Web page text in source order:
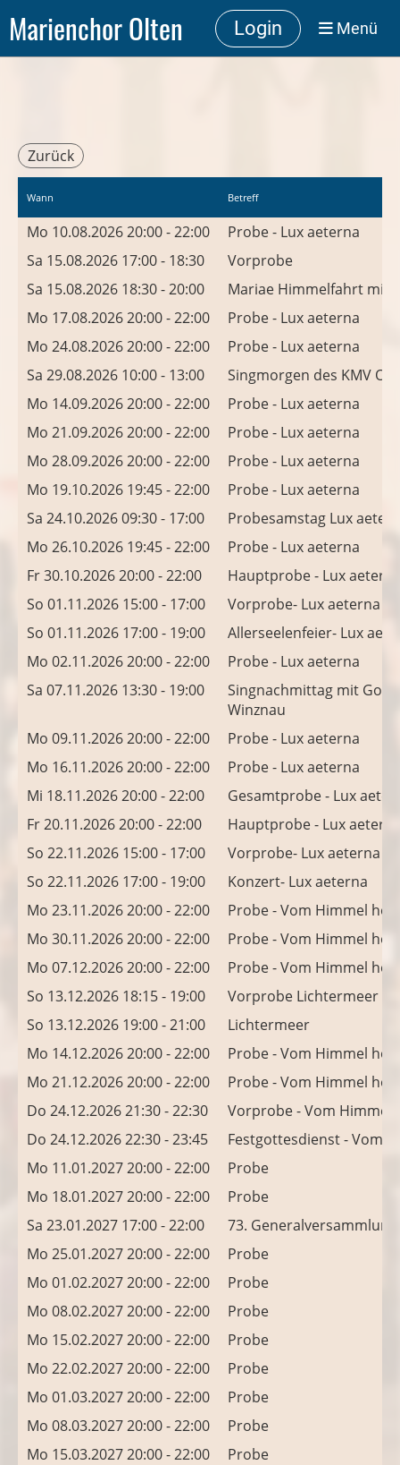
Marienchor Olten Login Menü
Zurück
Wann Betreff
Mo 10.08.2026 20:00 - 22:00
Probe - Lux aeterna
Sa 15.08.2026 17:00 - 18:30
Vorprobe
Sa 15.08.2026 18:30 - 20:00
Mariae Himmelfahrt mit
Mo 17.08.2026 20:00 - 22:00
Probe - Lux aeterna
Mo 24.08.2026 20:00 - 22:00
Probe - Lux aeterna
Sa 29.08.2026 10:00 - 13:00
Singmorgen des KMV
Mo 14.09.2026 20:00 - 22:00
Probe - Lux aeterna
Mo 21.09.2026 20:00 - 22:00
Probe - Lux aeterna
Mo 28.09.2026 20:00 - 22:00
Probe - Lux aeterna
Mo 19.10.2026 19:45 - 22:00
Probe - Lux aeterna
Sa 24.10.2026 09:30 - 17:00
Probesamstag Lux
Mo 26.10.2026 19:45 - 22:00
Probe - Lux aeterna
Fr 30.10.2026 20:00 - 22:00
Hauptprobe - Lux
So 01.11.2026 15:00 - 17:00
Vorprobe- Lux aeterna
So 01.11.2026 17:00 - 19:00
Allerseelenfeier- Lux
Mo 02.11.2026 20:00 - 22:00
Probe - Lux aeterna
Sa 07.11.2026 13:30 - 19:00
Singnachmittag mit
Winznau
Mo 09.11.2026 20:00 - 22:00
Probe - Lux aeterna
Mo 16.11.2026 20:00 - 22:00
Probe - Lux aeterna
Mi 18.11.2026 20:00 - 22:00
Gesamtprobe - Lux
Fr 20.11.2026 20:00 - 22:00
Hauptprobe - Lux
So 22.11.2026 15:00 - 17:00
Vorprobe- Lux aeterna
So 22.11.2026 17:00 - 19:00
Konzert- Lux aeterna
Mo 23.11.2026 20:00 - 22:00
Probe - Vom Himmel
Mo 30.11.2026 20:00 - 22:00
Probe - Vom Himmel
Mo 07.12.2026 20:00 - 22:00
Probe - Vom Himmel
So 13.12.2026 18:15 - 19:00
Vorprobe Lichtermeer
So 13.12.2026 19:00 - 21:00
Lichtermeer
Mo 14.12.2026 20:00 - 22:00
Probe - Vom Himmel
Mo 21.12.2026 20:00 - 22:00
Probe - Vom Himmel
Do 24.12.2026 21:30 - 22:30
Vorprobe - Vom Himmel
Do 24.12.2026 22:30 - 23:45
Festgottesdienst - Vom
Mo 11.01.2027 20:00 - 22:00
Probe
Mo 18.01.2027 20:00 - 22:00
Probe
Sa 23.01.2027 17:00 - 22:00
73. Generalversammlung
Mo 25.01.2027 20:00 - 22:00
Probe
Mo 01.02.2027 20:00 - 22:00
Probe
Mo 08.02.2027 20:00 - 22:00
Probe
Mo 15.02.2027 20:00 - 22:00
Probe
Mo 22.02.2027 20:00 - 22:00
Probe
Mo 01.03.2027 20:00 - 22:00
Probe
Mo 08.03.2027 20:00 - 22:00
Probe
Mo 15.03.2027 20:00 - 22:00
Probe